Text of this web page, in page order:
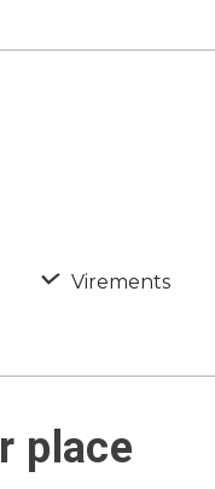
Virements
place